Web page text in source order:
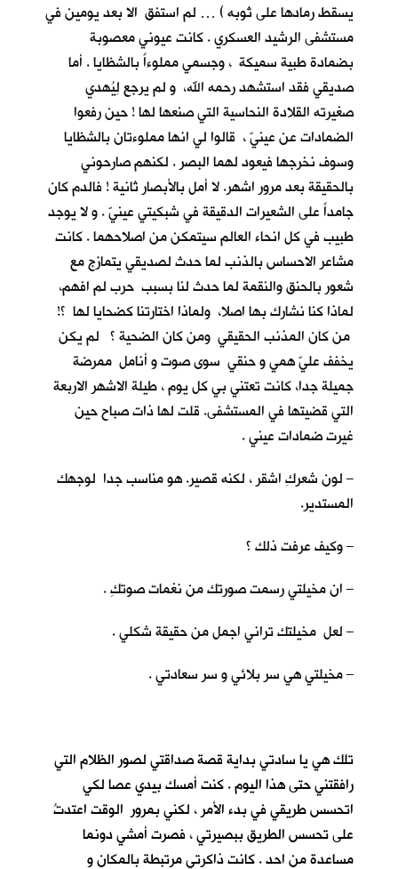
يسقط رمادها على ثوبه ) … لم استفق الا بعد يومين في
مستشفى الرشيد العسكري . كانت عيوني معصوبة
بضمادة طبية سميكة ، وجسمي مملوءاً بالشظايا . أما
صديقي فقد استشهد رحمه الله، و لم يرجع لِيُهدي
صغيرته القلادة النحاسية التي صنعها لها ! حين رفعوا
الضمادات عن عينيّ ، قالوا لي انها مملوءتان بالشظايا
وسوف نخرجها فيعود لهما البصر . لكنهم صارحوني
بالحقيقة بعد مرور اشهر. لا أمل بالأبصار ثانية ! فالدم كان
جامداً على الشعيرات الدقيقة في شبكيتي عينيّ . و لا يوجد
طبيب في كل انحاء العالم سيتمكن من اصلاحهما . كانت
مشاعر الاحساس بالذنب لما حدث لصديقي يتمازج مع
شعور بالحنق والنقمة لما حدث لنا بسبب حرب لم افهم،
لماذا كنا نشارك بها اصلا، ولماذا اختارتنا كضحايا لها ؟!
من كان المذنب الحقيقي ومن كان الضحية ؟ لم يكن
يخفف عليّ همي و حنقي سوى صوت و أنامل ممرضة
جميلة جدا، كانت تعتني بي كل يوم ، طيلة الاشهر الاربعة
التي قضيتها في المستشفى. قلت لها ذات صباح حين
غيرت ضمادات عيني .
– لون شعركِ اشقر ، لكنه قصير. هو مناسب جدا لوجهك
المستدير.
– وكيف عرفت ذلك ؟
– ان مخيلتي رسمت صورتك من نغمات صوتكِ .
– لعل مخيلتك تراني اجمل من حقيقة شكلي .
– مخيلتي هي سر بلائي و سر سعادتي .
تلك هي يا سادتي بداية قصة صداقتي لصور الظلام التي
رافقتني حتى هذا اليوم . كنت أمسك بيدي عصا لكي
اتحسس طريقي في بدء الأمر ، لكني بمرور الوقت اعتدتُ
على تحسس الطريق ببصيرتي ، فصرت أمشي دونما
مساعدة من احد . كانت ذاكرتي مرتبطة بالمكان و